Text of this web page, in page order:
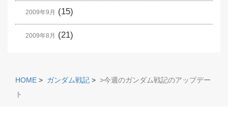
2009年9月 (15)
2009年8月 (21)
HOME > ガンダム戦記 > >今週のガンダム戦記のアップデー
ト